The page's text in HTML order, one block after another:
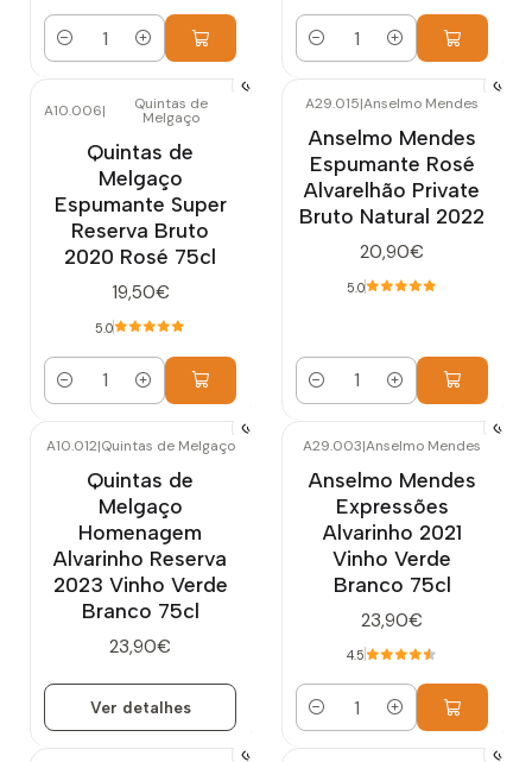
Quantidade Quantidade
A10.006| Quintas de
Melgaço
Quintas de
Melgaço
Espumante Super
Reserva Bruto
2020 Rosé 75cl
19,50€
5.0
Quantidade
A29.015|Anselmo Mendes
Anselmo Mendes
Espumante Rosé
Alvarelhão Private
Bruto Natural 2022
20,90€
5.0
Quantidade
A10.012|Quintas de Melgaço
Quintas de
Melgaço
Homenagem
Alvarinho Reserva
2023 Vinho Verde
Branco 75cl
23,90€
Ver detalhes
A29.003|Anselmo Mendes
Anselmo Mendes
Expressões
Alvarinho 2021
Vinho Verde
Branco 75cl
23,90€
4.5
Quantidade